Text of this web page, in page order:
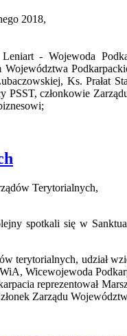
2018,
- Wojewoda
Ks. Prałat
członkowie
Terytorialnych,
spotkali się w
terytorialnych, udział
Wicewojewoda
reprezentował
Zarządu